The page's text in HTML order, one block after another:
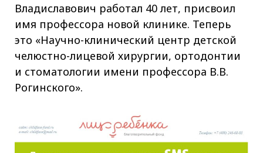
Владиславович работал 40 лет, присвоил
имя профессора новой клинике. Теперь
это «Научно-клинический центр детской
челюстно-лицевой хирургии, ортодонтии
и стоматологии имени профессора В.В.
Рогинского».